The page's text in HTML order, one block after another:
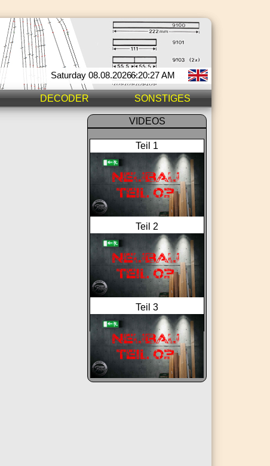
Saturday 08.08.2026 -6:20:27 AM
DECODER SONSTIGES
VIDEOS
Teil 1
Teil 2
Teil 3